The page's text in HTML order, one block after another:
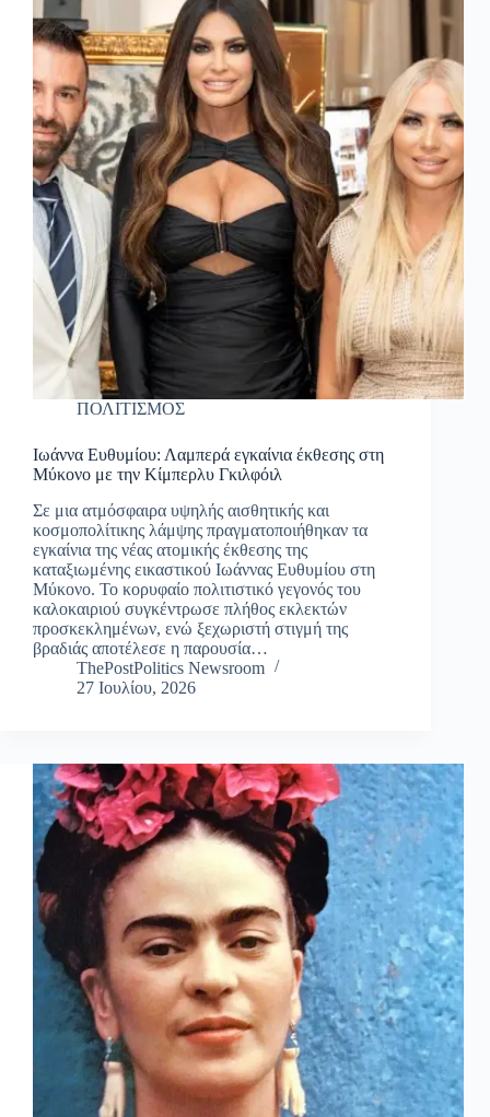
ΠΟΛΙΤΙΣΜΟΣ
Ιωάννα Ευθυμίου: Λαμπερά εγκαίνια έκθεσης στη
Μύκονο με την Κίμπερλυ Γκιλφόιλ
Σε μια ατμόσφαιρα υψηλής αισθητικής και
κοσμοπολίτικης λάμψης πραγματοποιήθηκαν τα
εγκαίνια της νέας ατομικής έκθεσης της
καταξιωμένης εικαστικού Ιωάννας Ευθυμίου στη
Μύκονο. Το κορυφαίο πολιτιστικό γεγονός του
καλοκαιριού συγκέντρωσε πλήθος εκλεκτών
προσκεκλημένων, ενώ ξεχωριστή στιγμή της
βραδιάς αποτέλεσε η παρουσία…
ThePostPolitics Newsroom
27 Ιουλίου, 2026